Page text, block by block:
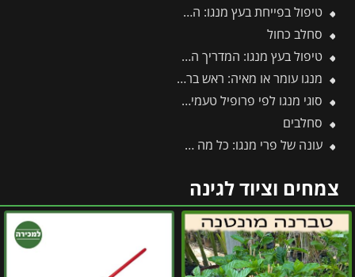
טיפול בפייחת בעץ מנגו: המדריך המלא לחיסול השכבה השחורה
סחלב כחול
טיפול בעץ מנגו: המדריך המקצועי לשמירה על עץ בריא ופרודוקטיבי
מנגו עומר או מאיה: ראש בראש – מי מהם עדיף לגדל בגינה?
סוגי מנגו לפי פרופיל טעמים מעבר למנגו הקלאסי
סחלבים
עונה של פרי מנגו: כל מה שצריך לדעת על מועדי ההבשלה, הקטיף וההנבה
צמחים וציוד לגינה